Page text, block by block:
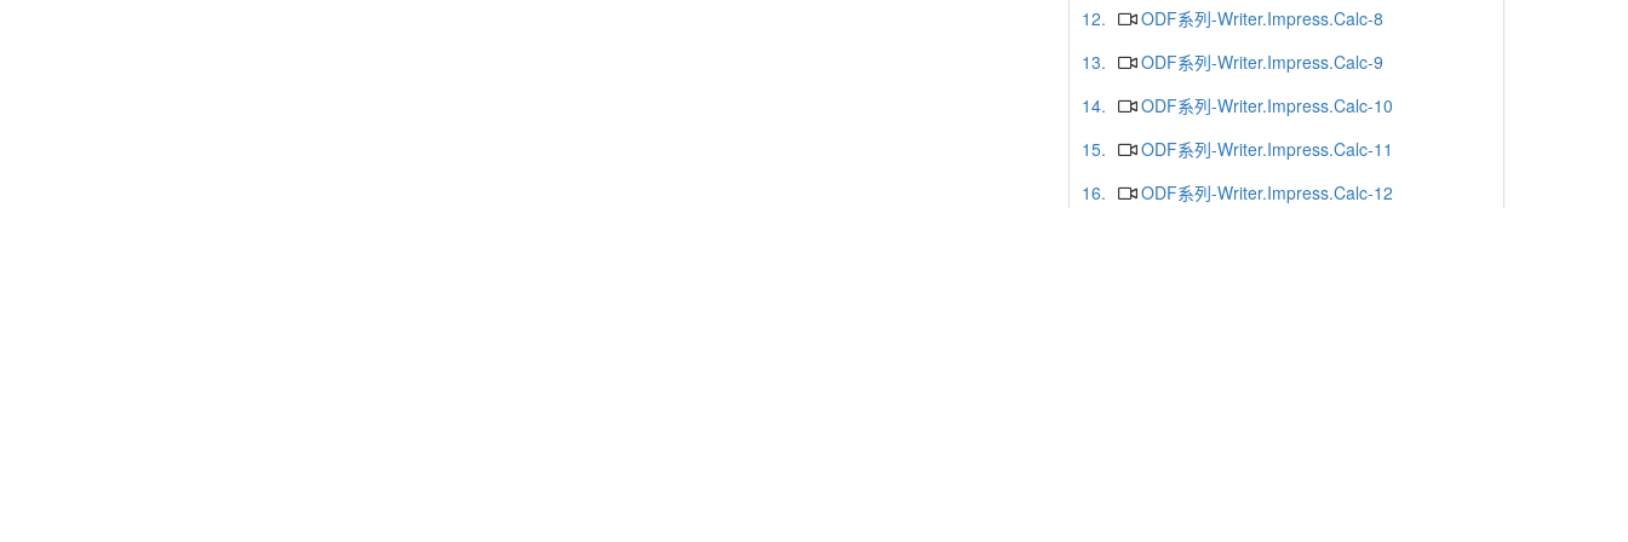
12.
ODF系列-Writer.Impress.Calc-8
13.
ODF系列-Writer.Impress.Calc-9
14.
ODF系列-Writer.Impress.Calc-10
15.
ODF系列-Writer.Impress.Calc-11
16.
ODF系列-Writer.Impress.Calc-12